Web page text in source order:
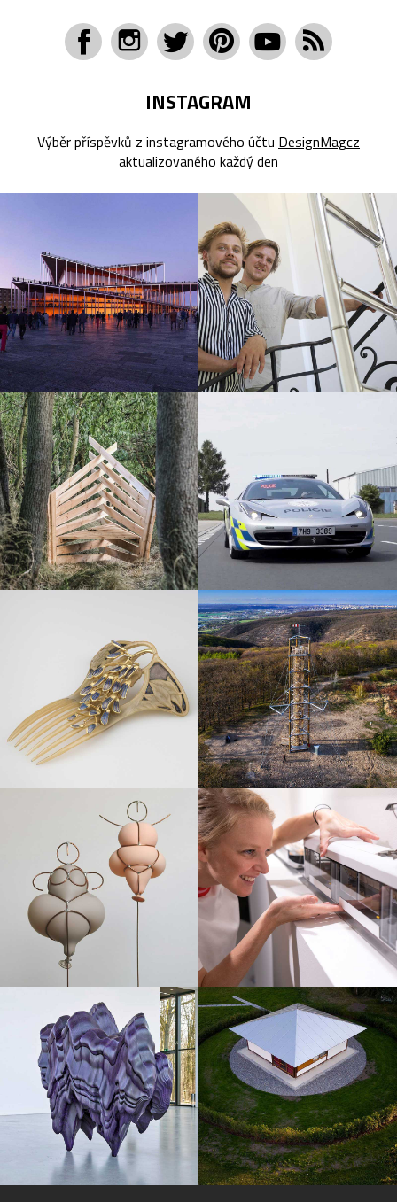
INSTAGRAM
Výběr příspěvků z instagramového účtu DesignMagcz
aktualizovaného každý den